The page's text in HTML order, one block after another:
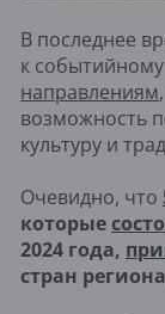
В последнее
к
направлениям
возможность
культуру и
Очевидно, что
которые
2024 года,
стран региона